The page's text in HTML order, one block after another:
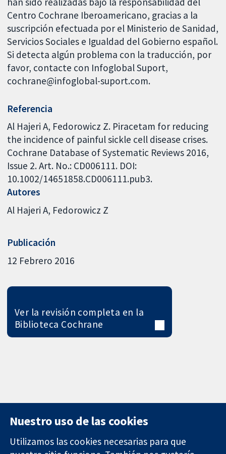
Centro Cochrane Iberoamericano, gracias a la
suscripción efectuada por el Ministerio de Sanidad,
Servicios Sociales e Igualdad del Gobierno español.
Si detecta algún problema con la traducción, por
favor, contacte con Infoglobal Suport,
cochrane@infoglobal-suport.com.
Referencia
Al Hajeri A, Fedorowicz Z. Piracetam for reducing
the incidence of painful sickle cell disease crises.
Cochrane Database of Systematic Reviews 2016,
Issue 2. Art. No.: CD006111. DOI:
10.1002/14651858.CD006111.pub3.
Autores
Al Hajeri A Fedorowicz Z
Publicación
12 Febrero 2016
Ver la revisión completa en la
Biblioteca Cochrane
Nuestro uso de las cookies
Utilizamos las cookies necesarias para que